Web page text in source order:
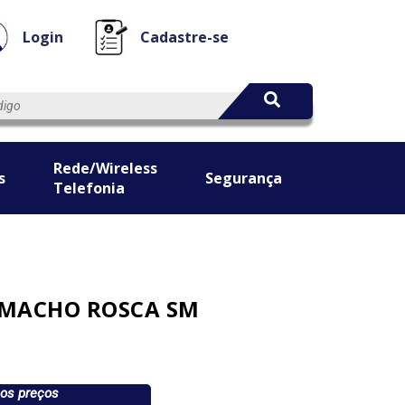
Login Cadastre-se
Rede/Wireless
Telefonia
Segurança
ROSCA SM
preços